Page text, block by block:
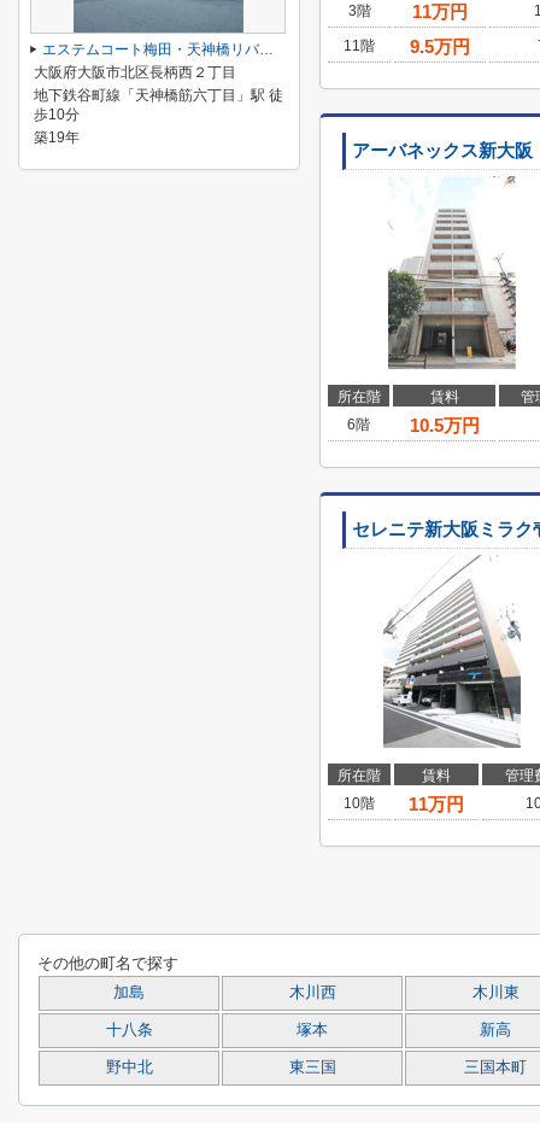
3階 11万円
11階 9.5万円
アーバネックス新大阪
所在階 賃料
管
6階
10.5万円
セレニテ新大阪ミラク
所在階 賃料
管理
10階
11万円
エステムコート梅田・天神橋リバーフロント
大阪府大阪市北区長柄西２丁目
地下鉄谷町線「天神橋筋六丁目」駅 徒
歩10分
築19年
その他の町名で探す
加島 木川西 木川東
十八条 塚本 新高
野中北 東三国 三国本町